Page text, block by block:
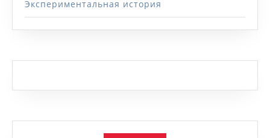
Экспериментальная история